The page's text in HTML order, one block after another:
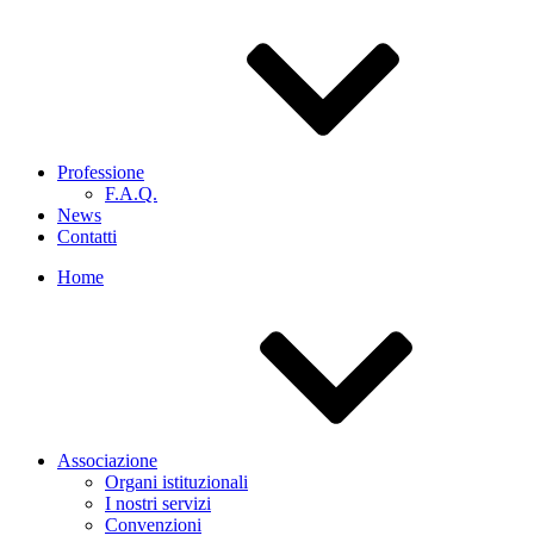
Professione
F.A.Q.
News
Contatti
Home
Associazione
Organi istituzionali
I nostri servizi
Convenzioni